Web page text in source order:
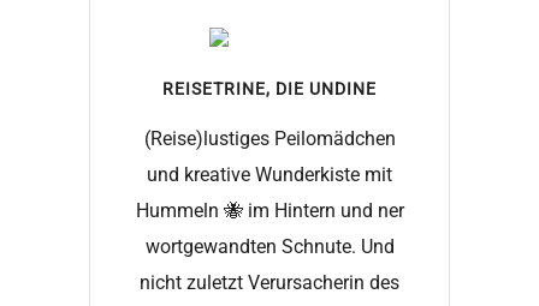
REISETRINE, DIE UNDINE
(Reise)lustiges Peilomädchen
und kreative Wunderkiste mit
Hummeln 🐝 im Hintern und ner
wortgewandten Schnute. Und
nicht zuletzt Verursacherin des